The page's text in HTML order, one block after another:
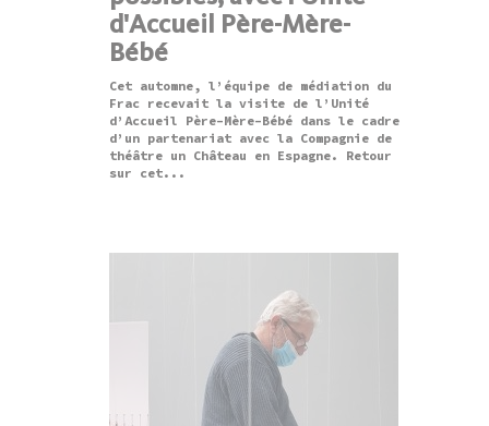
d'Accueil Père-Mère-
Bébé
Cet automne, l’équipe de médiation du
Frac recevait la visite de l’Unité
d’Accueil Père-Mère-Bébé dans le cadre
d’un partenariat avec la Compagnie de
théâtre un Château en Espagne. Retour
sur cet...